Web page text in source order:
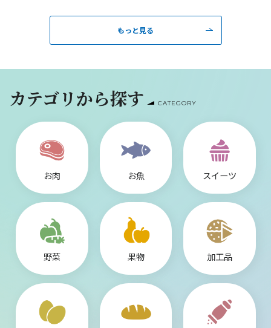
蔵巡りは暑さと
領域です
だくでたどり着
もっと見る
カテゴリから探す CATEGORY
お肉 お魚 スイーツ
野菜 果物 加工品